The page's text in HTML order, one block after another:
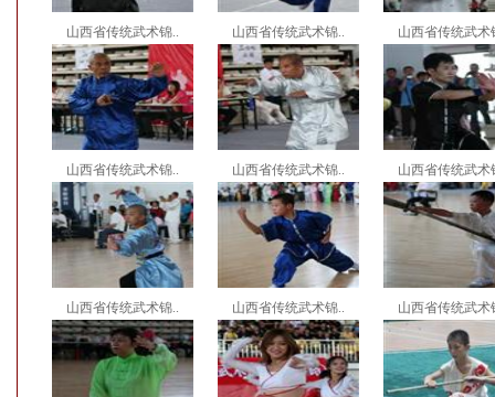
山西省传统武术锦.. 山西省传统武术锦.. 山西省传统武术
山西省传统武术锦.. 山西省传统武术锦.. 山西省传统武术
山西省传统武术锦.. 山西省传统武术锦.. 山西省传统武术